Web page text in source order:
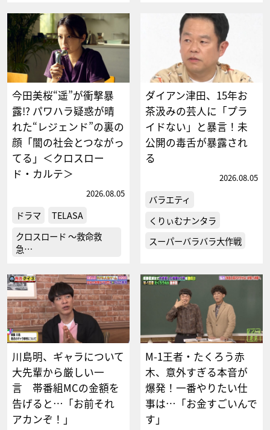
今田美桜“遥”が衝撃暴
露!? パワハラ疑惑が晴
れた“レジェンド”の裏の
顔「闇の社会とつながっ
てる」＜クロスロー
ド・カルテ＞
2026.08.05
ドラマ
TELASA
クロスロード ～救命救
急…
ダイアン津田、15年お
茶汲みの芸人に「プラ
イドない」と暴言！未
公開の毒舌が暴露され
る
2026.08.05
バラエティ
くりぃむナンタラ
スーパーバラバラ大作戦
川島明、ギャラについて
大先輩から厳しい一
言 帯番組MCの金額を
告げると…「お前それ
アカンぞ！」
M-1王者・たくろう赤
木、意外すぎる本音が
爆発！一番やりたい仕
事は…「お金すごいんで
す」